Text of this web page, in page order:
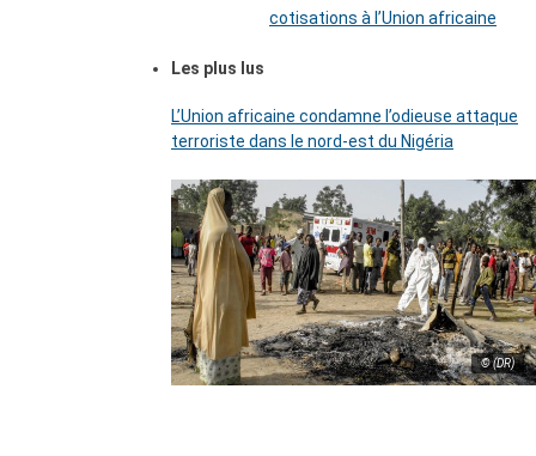
cotisations à l’Union africaine
Les plus lus
L’Union africaine condamne l’odieuse attaque
terroriste dans le nord-est du Nigéria
© (DR)